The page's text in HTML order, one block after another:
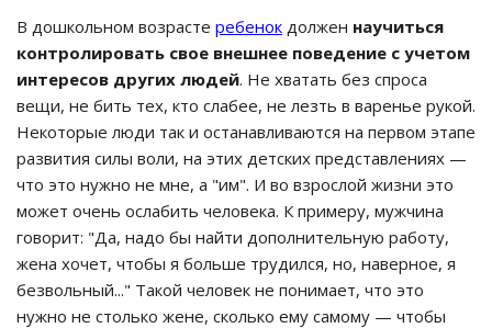
В дошкольном возрасте ребенок должен научиться
контролировать свое внешнее поведение с учетом
интересов других людей. Не хватать без спроса
вещи, не бить тех, кто слабее, не лезть в варенье рукой.
Некоторые люди так и останавливаются на первом этапе
развития силы воли, на этих детских представлениях —
что это нужно не мне, а "им". И во взрослой жизни это
может очень ослабить человека. К примеру, мужчина
говорит: "Да, надо бы найти дополнительную работу,
жена хочет, чтобы я больше трудился, но, наверное, я
безвольный..." Такой человек не понимает, что это
нужно не столько жене, сколько ему самому — чтобы